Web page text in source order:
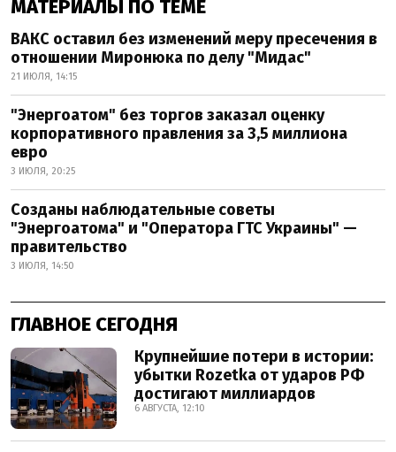
МАТЕРИАЛЫ ПО ТЕМЕ
ВАКС оставил без изменений меру пресечения в
отношении Миронюка по делу "Мидас"
21 ИЮЛЯ, 14:15
"Энергоатом" без торгов заказал оценку
корпоративного правления за 3,5 миллиона
евро
3 ИЮЛЯ, 20:25
Созданы наблюдательные советы
"Энергоатома" и "Оператора ГТС Украины" —
правительство
3 ИЮЛЯ, 14:50
ГЛАВНОЕ СЕГОДНЯ
Крупнейшие потери в истории:
убытки Rozetka от ударов РФ
достигают миллиардов
6 АВГУСТА, 12:10